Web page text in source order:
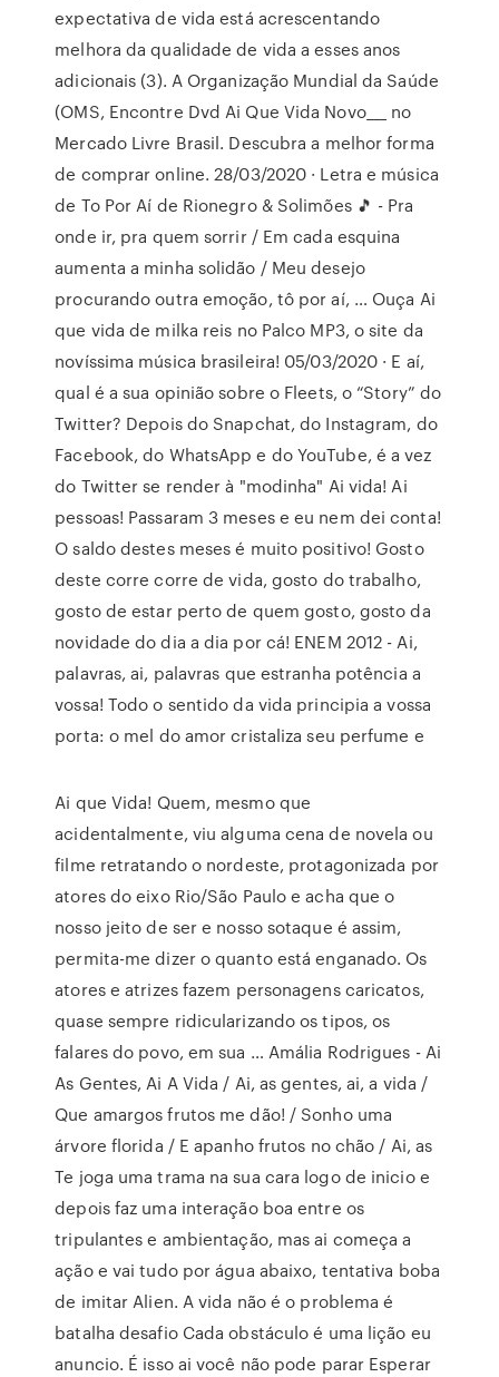
expectativa de vida está acrescentando
melhora da qualidade de vida a esses anos
adicionais (3). A Organização Mundial da Saúde
(OMS, Encontre Dvd Ai Que Vida Novo___ no
Mercado Livre Brasil. Descubra a melhor forma
de comprar online. 28/03/2020 · Letra e música
de To Por Aí de Rionegro & Solimões 🎵 - Pra
onde ir, pra quem sorrir / Em cada esquina
aumenta a minha solidão / Meu desejo
procurando outra emoção, tô por aí, … Ouça Ai
que vida de milka reis no Palco MP3, o site da
novíssima música brasileira! 05/03/2020 · E aí,
qual é a sua opinião sobre o Fleets, o “Story” do
Twitter? Depois do Snapchat, do Instagram, do
Facebook, do WhatsApp e do YouTube, é a vez
do Twitter se render à "modinha" Ai vida! Ai
pessoas! Passaram 3 meses e eu nem dei conta!
O saldo destes meses é muito positivo! Gosto
deste corre corre de vida, gosto do trabalho,
gosto de estar perto de quem gosto, gosto da
novidade do dia a dia por cá! ENEM 2012 - Ai,
palavras, ai, palavras que estranha potência a
vossa! Todo o sentido da vida principia a vossa
porta: o mel do amor cristaliza seu perfume e
Ai que Vida! Quem, mesmo que
acidentalmente, viu alguma cena de novela ou
filme retratando o nordeste, protagonizada por
atores do eixo Rio/São Paulo e acha que o
nosso jeito de ser e nosso sotaque é assim,
permita-me dizer o quanto está enganado. Os
atores e atrizes fazem personagens caricatos,
quase sempre ridicularizando os tipos, os
falares do povo, em sua … Amália Rodrigues - Ai
As Gentes, Ai A Vida / Ai, as gentes, ai, a vida /
Que amargos frutos me dão! / Sonho uma
árvore florida / E apanho frutos no chão / Ai, as
Te joga uma trama na sua cara logo de inicio e
depois faz uma interação boa entre os
tripulantes e ambientação, mas ai começa a
ação e vai tudo por água abaixo, tentativa boba
de imitar Alien. A vida não é o problema é
batalha desafio Cada obstáculo é uma lição eu
anuncio. É isso ai você não pode parar Esperar